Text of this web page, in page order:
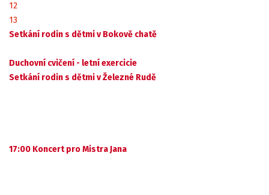
12
13
Setkání rodin s dětmi v Bokově chatě
Duchovní cvičení - letní exercicie
Setkání rodin s dětmi v Železné Rudě
17:00 Koncert pro Mistra Jana